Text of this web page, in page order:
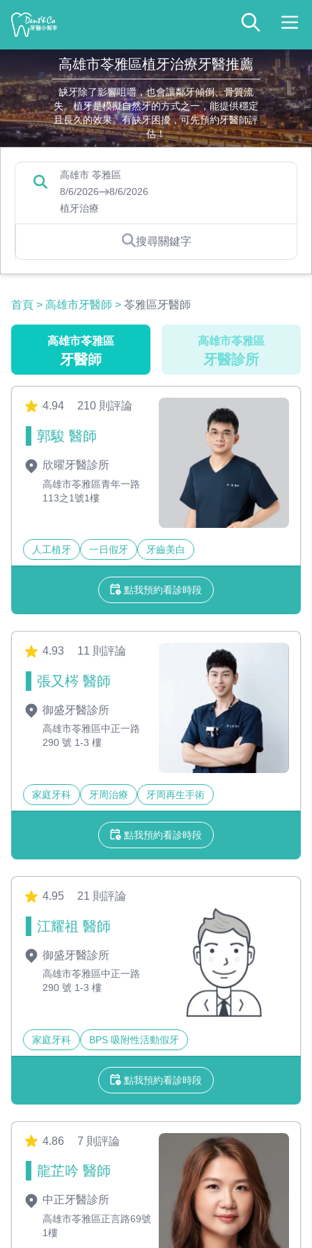
高雄市苓雅區植牙治療牙醫推薦
缺牙除了影響咀嚼，也會讓鄰牙傾倒、骨質流
失。植牙是模擬自然牙的方式之一，能提供穩定
且長久的效果。有缺牙困擾，可先預約牙醫師評
估！
高雄市 苓雅區
8/6/2026
8/6/2026
植牙治療
搜尋關鍵字
首頁 > 高雄市牙醫師 > 苓雅區牙醫師
高雄市苓雅區
牙醫師
高雄市苓雅區
牙醫診所
4.94 210 則評論
郭駿 醫師
欣曜牙醫診所
高雄市苓雅區青年一路
113之1號1樓
人工植牙 一日假牙 牙齒美白
點我預約看診時段
4.93 11 則評論
張又梣 醫師
御盛牙醫診所
高雄市苓雅區中正一路
290 號 1-3 樓
家庭牙科 牙周治療 牙周再生手術
點我預約看診時段
4.95 21 則評論
江耀祖 醫師
御盛牙醫診所
高雄市苓雅區中正一路
290 號 1-3 樓
家庭牙科 BPS 吸附性活動假牙
點我預約看診時段
4.86 7 則評論
龍芷吟 醫師
中正牙醫診所
高雄市苓雅區正言路69號
1樓